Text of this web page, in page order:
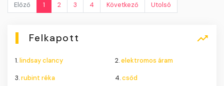
Előző
1 2 3 4 Következő Utolsó
Felkapott
1.lindsay clancy 2.elektromos áram
3.rubint réka 4.csőd